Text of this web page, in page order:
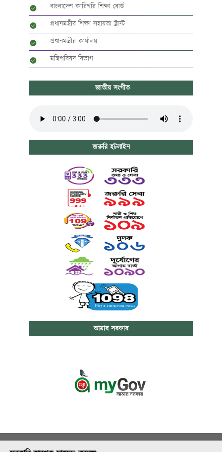
বাংলাদেশ কারিগরি শিক্ষা বোর্ড
প্রধানমন্ত্রীর শিক্ষা সহায়তা ট্রাস্ট
প্রধানমন্ত্রীর কার্যালয়
মন্ত্রিপরিষদ বিভাগ
জাতীয় সংগীত
জরুরি হটলাইন
আমার সরকার